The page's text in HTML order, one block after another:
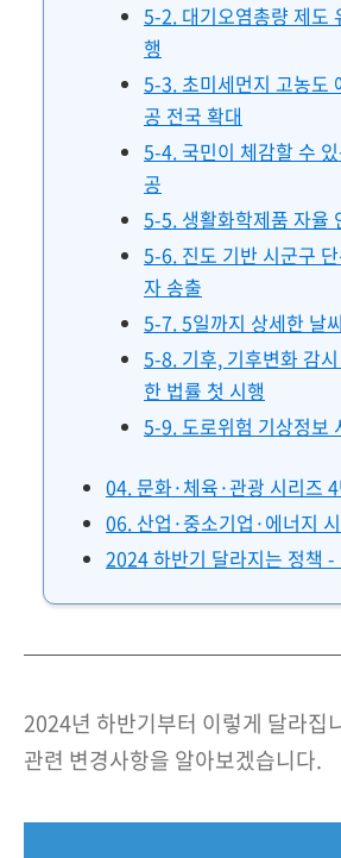
5-2. 대기오염총량 제도
행
5-3. 초미세먼지 고농도
공 전국 확대
5-4. 국민이 체감할 수
공
5-5. 생활화학제품 자율
5-6. 진도 기반 시군구
자 송출
5-7. 5일까지 상세한 날
5-8. 기후, 기후변화 감
한 법률 첫 시행
5-9. 도로위험 기상정보
04. 문화·체육·관광 시리즈
06. 산업·중소기업·에너지
2024 하반기 달라지는 정책 -
2024년 하반기부터 이렇게 달라집
관련 변경사항을 알아보겠습니다.